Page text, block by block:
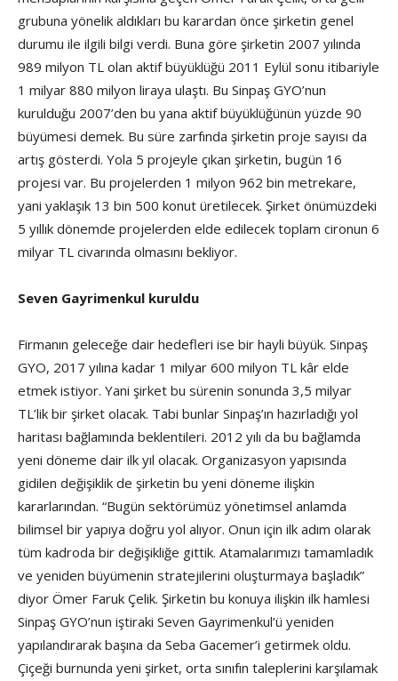
grubuna yönelik aldıkları bu karardan önce şirketin genel
durumu ile ilgili bilgi verdi. Buna göre şirketin 2007 yılında
989 milyon TL olan aktif büyüklüğü 2011 Eylül sonu itibariyle
1 milyar 880 milyon liraya ulaştı. Bu Sinpaş GYO’nun
kurulduğu 2007’den bu yana aktif büyüklüğünün yüzde 90
büyümesi demek. Bu süre zarfında şirketin proje sayısı da
artış gösterdi. Yola 5 projeyle çıkan şirketin, bugün 16
projesi var. Bu projelerden 1 milyon 962 bin metrekare,
yani yaklaşık 13 bin 500 konut üretilecek. Şirket önümüzdeki
5 yıllık dönemde projelerden elde edilecek toplam cironun 6
milyar TL civarında olmasını bekliyor.
Seven Gayrimenkul kuruldu
Firmanın geleceğe dair hedefleri ise bir hayli büyük. Sinpaş
GYO, 2017 yılına kadar 1 milyar 600 milyon TL kâr elde
etmek istiyor. Yani şirket bu sürenin sonunda 3,5 milyar
TL’lik bir şirket olacak. Tabi bunlar Sinpaş’ın hazırladığı yol
haritası bağlamında beklentileri. 2012 yılı da bu bağlamda
yeni döneme dair ilk yıl olacak. Organizasyon yapısında
gidilen değişiklik de şirketin bu yeni döneme ilişkin
kararlarından. “Bugün sektörümüz yönetimsel anlamda
bilimsel bir yapıya doğru yol alıyor. Onun için ilk adım olarak
tüm kadroda bir değişikliğe gittik. Atamalarımızı tamamladık
ve yeniden büyümenin stratejilerini oluşturmaya başladık”
diyor Ömer Faruk Çelik. Şirketin bu konuya ilişkin ilk hamlesi
Sinpaş GYO’nun iştiraki Seven Gayrimenkul’ü yeniden
yapılandırarak başına da Seba Gacemer’i getirmek oldu.
Çiçeği burnunda yeni şirket, orta sınıfın taleplerini karşılamak